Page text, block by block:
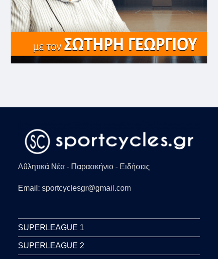
Αθλητικά Νέα - Παρασκήνιο - Ειδήσεις
Email: sportcyclesgr@gmail.com
SUPERLEAGUE 1
SUPERLEAGUE 2